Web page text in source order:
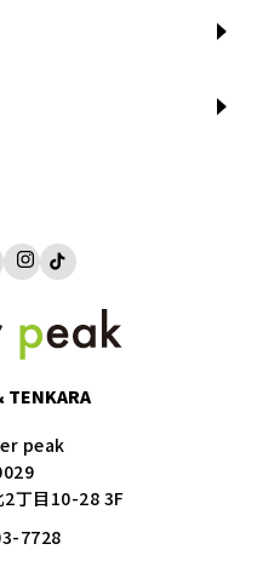
TENKARA
peak
2丁目10-28 3F
7728